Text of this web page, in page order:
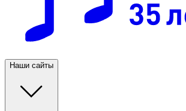
Наши сайты